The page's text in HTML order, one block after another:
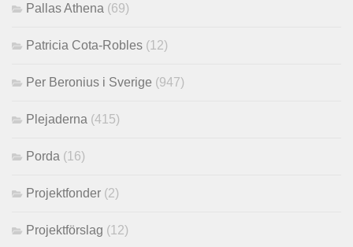
Pallas Athena (69)
Patricia Cota-Robles (12)
Per Beronius i Sverige (947)
Plejaderna (415)
Porda (16)
Projektfonder (2)
Projektförslag (12)